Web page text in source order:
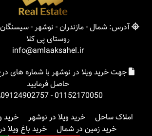
روستای پی کلا
info@amlaaksahel.ir
حاصل فرمایید
01152170050
09124902757